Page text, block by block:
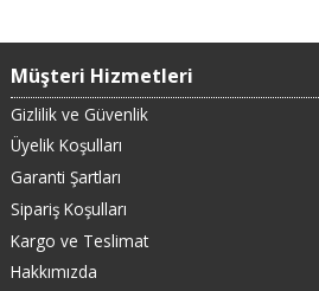
Müşteri Hizmetleri
Gizlilik ve Güvenlik
Üyelik Koşulları
Garanti Şartları
Sipariş Koşulları
Kargo ve Teslimat
Hakkımızda